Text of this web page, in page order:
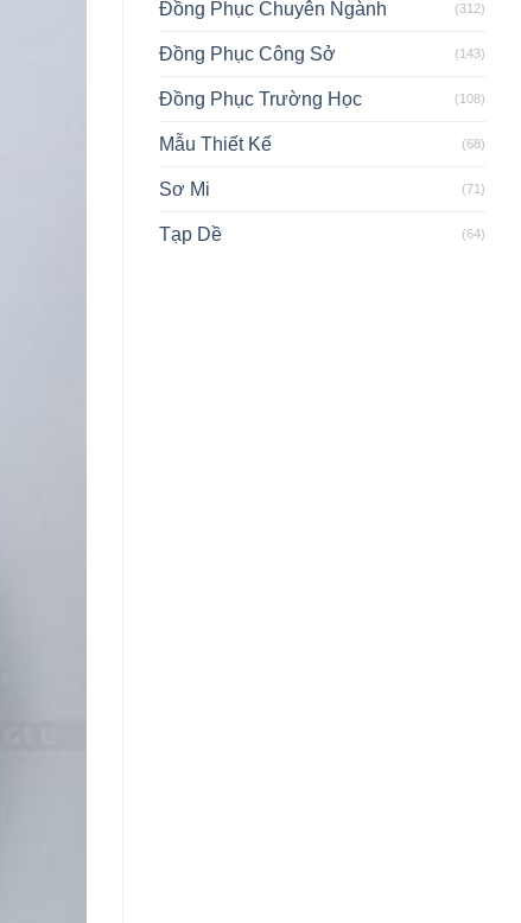
Đồng Phục Chuyên Ngành (312)
Đồng Phục Công Sở (143)
Đồng Phục Trường Học (108)
Mẫu Thiết Kế (68)
Sơ Mi (71)
Tạp Dề (64)